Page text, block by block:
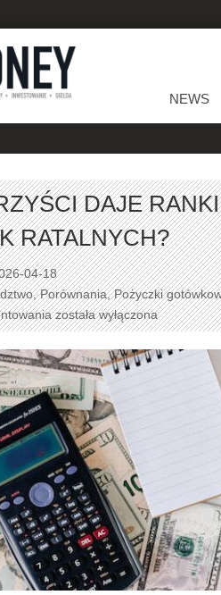
NEWS
DAJE
RATALNYCH?
04-18
,Porównania,Pożyczki
została wyłączona